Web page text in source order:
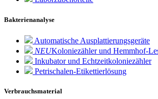
Bakterienanalyse
Automatische Ausplattierungsgeräte
NEUKoloniezähler und Hemmhof-
Inkubator und Echtzeitkoloniezähler
Petrischalen-Etikettierlösung
Verbrauchsmaterial